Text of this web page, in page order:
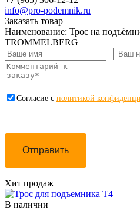
info@pro-podemnik.ru
Заказать товар
Наименование: Трос на
TROMMELBERG
Cогласие с политикой
Отправить
Хит продаж
В наличии